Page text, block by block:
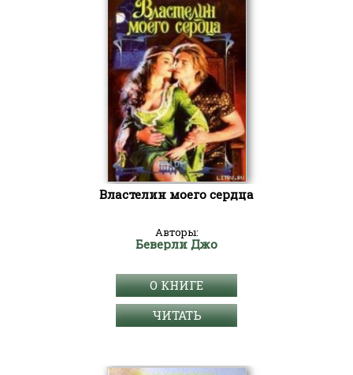
Властелин моего сердца
Авторы:
Беверли Джо
О КНИГЕ
ЧИТАТЬ